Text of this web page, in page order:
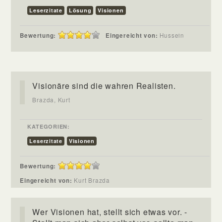
Leserzitate
Lösung Visionen
Bewertung: Eingereicht von: Hussein
Visionäre sind die wahren Realisten.
Brazda, Kurt
KATEGORIEN:
Leserzitate
Visionen
Bewertung:
Eingereicht von: Kurt Brazda
Wer Visionen hat, stellt sich etwas vor. -